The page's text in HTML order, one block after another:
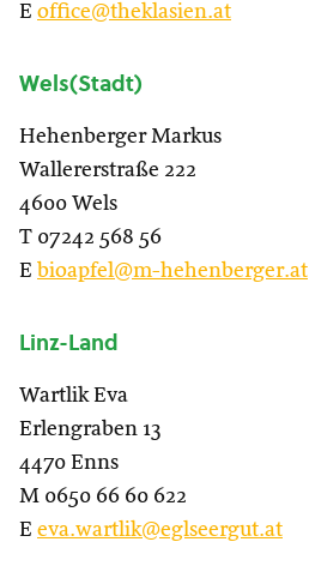
E office@theklasien.at
Wels(Stadt)
Hehenberger Markus
Wallererstraße 222
4600 Wels
T 07242 568 56
E bioapfel@m-hehenberger.at
Linz-Land
Wartlik Eva
Erlengraben 13
4470 Enns
M 0650 66 60 622
E eva.wartlik@eglseergut.at